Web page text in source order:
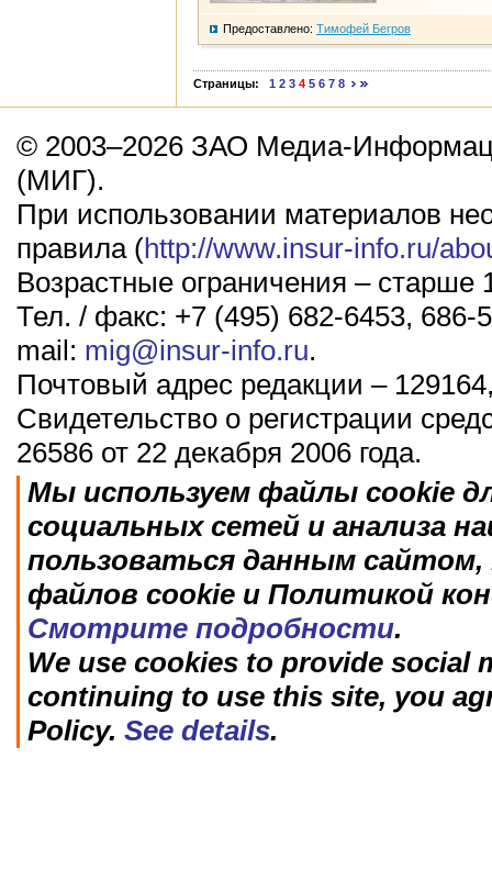
Предоставлено: Тимофей Бегров
Страницы: 1 2 3 4 5 6 7 8
© 2003–2026 ЗАО Медиа-
(МИГ).
При использовании материалов
правила (http://www.insur-info.ru/
Возрастные ограничения – старше
Тел. / факс: +7 (495) 682-6453, 686-
mail: mig@insur-info.ru.
Почтовый адрес редакции –
Свидетельство о регистрации
26586 от 22 декабря 2006 года.
Мы используем файлы cookie
социальных сетей и анализа
пользоваться данным
файлов cookie и Политикой
Смотрите подробности.
We use cookies to provide social
continuing to use this site, you
Policy. See details.